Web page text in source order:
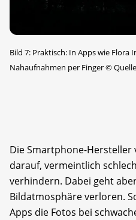
Bild 7: Praktisch: In Apps wie Flora
Nahaufnahmen per Finger©
Die Smartphone-Hersteller
darauf, vermeintlich
verhindern. Dabei geht
Bildatmosphäre verloren.
Apps die Fotos bei